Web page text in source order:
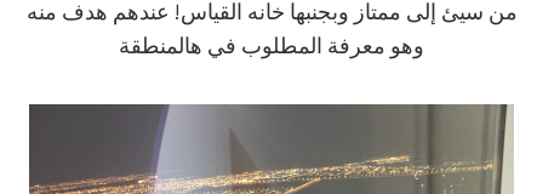
من سيئ إلى ممتاز وبجنبها خانه القياس! عندهم هدف منه
وهو معرفة المطلوب في هالمنطقة